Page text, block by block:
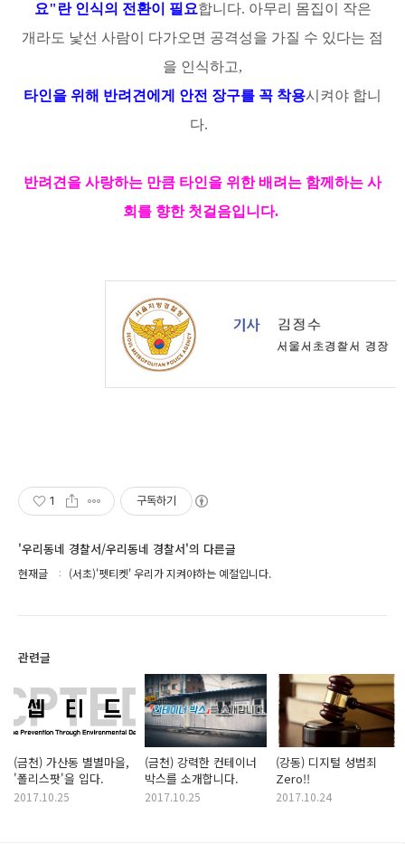
요"란 인식의 전환이 필요합니다. 아무리 몸집이 작은
개라도 낯선 사람이 다가오면 공격성을 가질 수 있다는 점
을 인식하고,
타인을 위해 반려견에게 안전 장구를 꼭 착용시켜야 합니
다.
반려견을 사랑하는 만큼 타인을 위한 배려는 함께하는 사
회를 향한 첫걸음입니다.
1 구독하기
'우리동네 경찰서/우리동네 경찰서'의 다른글
현재글 (서초)'펫티켓' 우리가 지켜야하는 예절입니다.
관련글
(금천) 가산동 별별마을,
'폴리스팟'을 입다.
2017.10.25
(금천) 강력한 컨테이너
박스를 소개합니다.
2017.10.25
(강동) 디지털 성범죄
Zero!!
2017.10.24